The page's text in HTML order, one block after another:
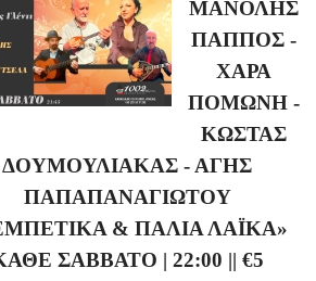
ΜΑΝΟΛΗΣ
ΠΑΠΠΟΣ -
ΧΑΡΑ
ΠΟΜΩΝΗ -
ΚΩΣΤΑΣ
ΔΟΥΜΟΥΛΙΑΚΑΣ - ΑΓΗΣ
ΠΑΠΑΠΑΝΑΓΙΩΤΟΥ
& ΠΑΛΙΑ ΛΑΪΚΑ»
ΣΑΒΒΑΤΟ | 22:00 || €5